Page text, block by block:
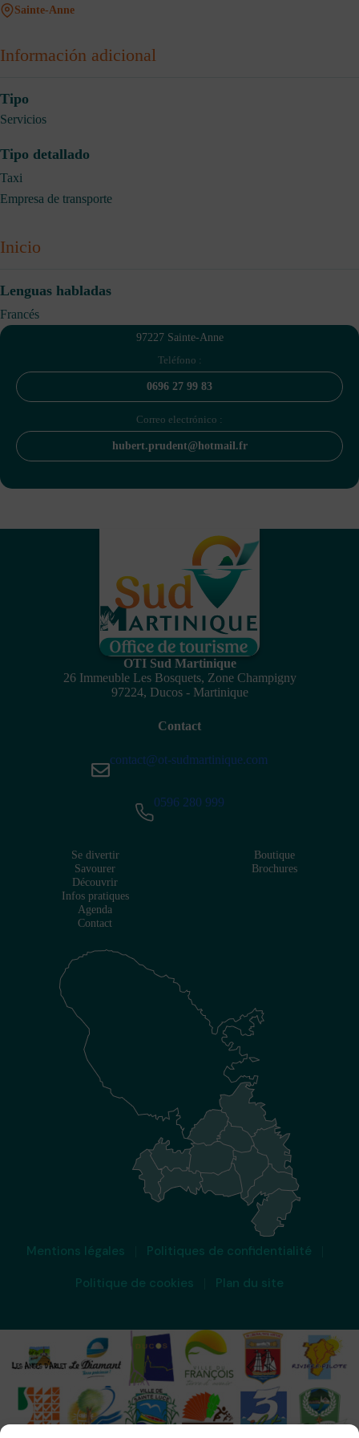
Sainte-Anne
Información adicional
Tipo
Servicios
Tipo detallado
Taxi
Empresa de transporte
Inicio
Lenguas habladas
Francés
97227 Sainte-Anne
Teléfono :
0696 27 99 83
Correo electrónico :
hubert.prudent@hotmail.fr
OTI Sud Martinique
26 Immeuble Les Bosquets, Zone Champigny
97224, Ducos - Martinique
Contact
contact@ot-sudmartinique.com
0596 280 999
Se divertir
Savourer
Découvrir
Infos pratiques
Agenda
Contact
Boutique
Brochures
Mentions légales
Politiques de confidentialité
Politique de cookies
Plan du site